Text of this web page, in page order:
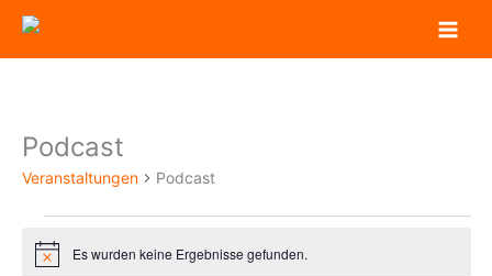
Inhalt
springen
Podcast
Veranstaltungen Podcast
HinweisEs wurden keine Ergebnisse gefunden.